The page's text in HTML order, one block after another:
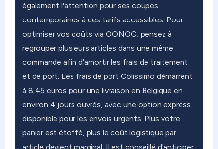
également l'attention pour ses coupes
contemporaines à des tarifs accessibles. Pour
optimiser vos coûts via OONOC, pensez à
regrouper plusieurs articles dans une même
commande afin d'amortir les frais de traitement
et de port. Les frais de port Colissimo démarrent
à 8,45 euros pour une livraison en Belgique en
environ 4 jours ouvrés, avec une option express
disponible pour les envois urgents. Plus votre
panier est étoffé, plus le coût logistique par
article devient marginal. Il est conseillé d'anticiper